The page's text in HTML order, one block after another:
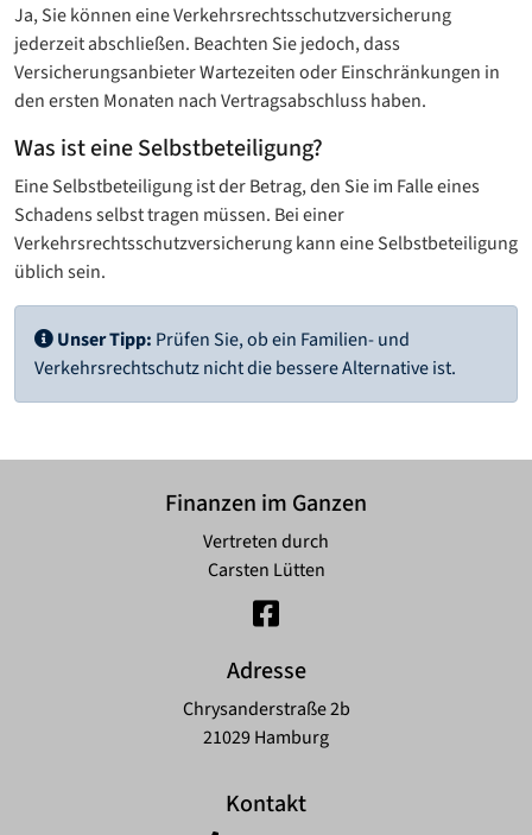
Ja, Sie können eine Verkehrsrechtsschutz­versicherung
jederzeit abschließen. Beachten Sie jedoch, dass
Versicherungsanbieter Wartezeiten oder Einschränkungen in
den ersten Monaten nach Vertragsabschluss haben.
Was ist eine Selbstbeteiligung?
Eine Selbstbeteiligung ist der Betrag, den Sie im Falle eines
Schadens selbst tragen müssen. Bei einer
Verkehrsrechtsschutzversicherung kann eine Selbstbeteiligung
üblich sein.
Unser Tipp: Prüfen Sie, ob ein Familien- und
Verkehrsrechtschutz nicht die bessere Alternative ist.
Finanzen im Ganzen
Vertreten durch
Carsten Lütten
Adresse
Chrysanderstraße 2b
21029 Hamburg
Kontakt